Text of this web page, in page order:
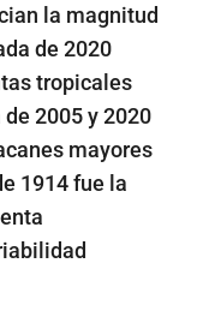
la magnitud
de 2020
tropicales
2005 y 2020
mayores
1914 fue la